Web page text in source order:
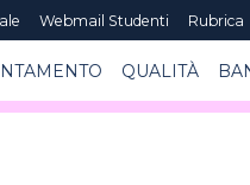
Webmail Studenti Rubrica
QUALITÀ